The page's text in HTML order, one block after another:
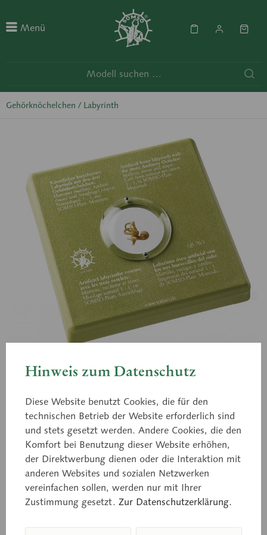
Menü
Gehörknöchelchen / Labyrinth
Die drei Gehörknöchelchen
mit Künstlichem Labyrinth
nach der Natur modelliert, aus SOMSO-Plast®.
Unter Plexiglas montiert. Herausnehmbar.
Hinweis zum Datenschutz
Diese Website benutzt Cookies, die für den
technischen Betrieb der Website erforderlich sind
und stets gesetzt werden. Andere Cookies, die den
Komfort bei Benutzung dieser Website erhöhen,
der Direktwerbung dienen oder die Interaktion mit
anderen Websites und sozialen Netzwerken
vereinfachen sollen, werden nur mit Ihrer
Zustimmung gesetzt. Zur Datenschutzerklärung.